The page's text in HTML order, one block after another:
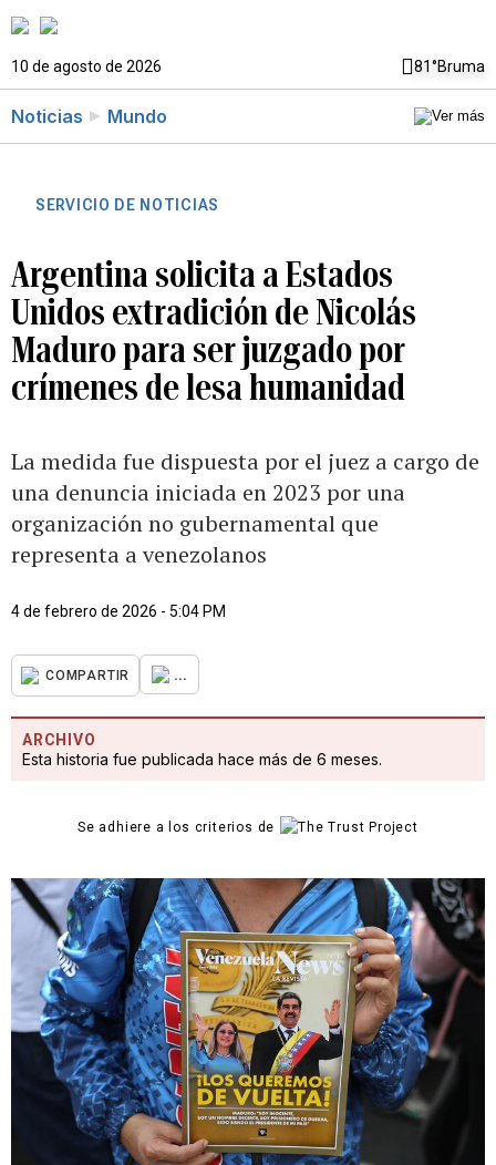
10 de agosto de 2026 81°Bruma
Noticias Mundo
SERVICIO DE NOTICIAS
Argentina solicita a Estados
Unidos extradición de Nicolás
Maduro para ser juzgado por
crímenes de lesa humanidad
La medida fue dispuesta por el juez a cargo de
una denuncia iniciada en 2023 por una
organización no gubernamental que
representa a venezolanos
4 de febrero de 2026 - 5:04 PM
COMPARTIR ...
ARCHIVO
Esta historia fue publicada hace más de 6 meses.
Se adhiere a los criterios de